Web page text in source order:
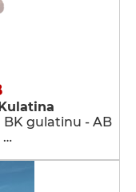
BK gulatinu - AB
…